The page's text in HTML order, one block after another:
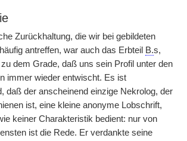
Zurückhaltung, die wir bei gebildeten
antreffen, war auch das Erbteil B.s,
dem Grade, daß uns sein Profil unter den
immer wieder entwischt. Es ist
daß der anscheinend einzige Nekrolog, der
ist, eine kleine anonyme Lobschrift,
keiner Charakteristik bedient: nur von
ist die Rede. Er verdankte seine